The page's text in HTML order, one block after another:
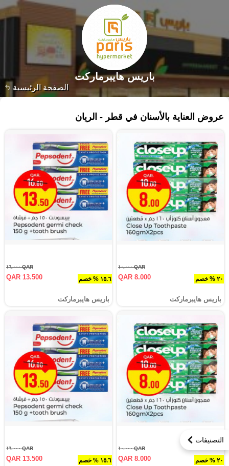
الصفحة الرئيسية
باريس هايبرماركت
التصنيفات
عروض العناية بالأسنان في قطر - الريان
٢٠ % خصم
QAR ١٠.٠٠٠
QAR 8.000
باريس هايبرماركت
١٥.٦ % خصم
QAR ١٦.٠٠٠
QAR 13.500
باريس هايبرماركت
٢٠ % خصم
QAR ١٠.٠٠٠
QAR 8.000 ١٥.٦ % خصم
QAR ١٦.٠٠٠
QAR 13.500